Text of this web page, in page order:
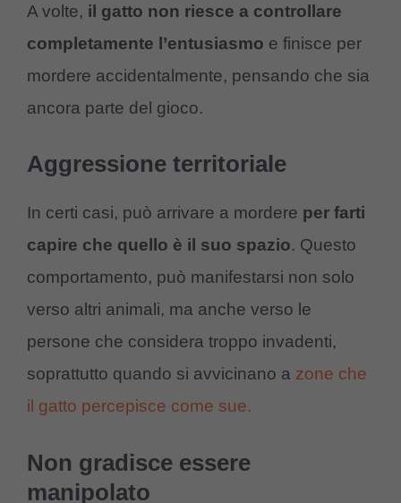
A volte, il gatto non riesce a controllare
completamente l’entusiasmo e finisce per
mordere accidentalmente, pensando che sia
ancora parte del gioco.
Aggressione territoriale
In certi casi, può arrivare a mordere per farti
capire che quello è il suo spazio. Questo
comportamento, può manifestarsi non solo
verso altri animali, ma anche verso le
persone che considera troppo invadenti,
soprattutto quando si avvicinano a zone che
il gatto percepisce come sue.
Non gradisce essere
manipolato